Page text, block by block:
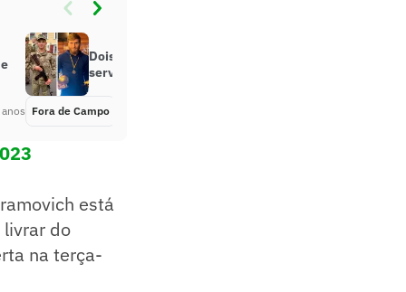
Dois jogadores de futebol morrem
servindo na Guerra da Ucrânia
Fora de Campo
está
do
na terça-